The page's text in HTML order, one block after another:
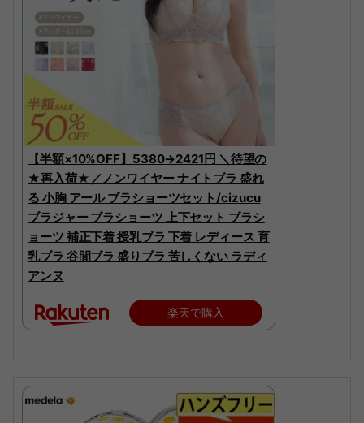
【半額×10%OFF】5380→2421円 ＼待望の
★再入荷★／ノンワイヤー ナイトブラ 盛れ
る 小胸 アール ブラショーツセット/cizucu
ブラジャー ブラショーツ 上下セット ブラシ
ョーツ 補正下着 授乳ブラ 下着 レディース 育
乳ブラ 谷間ブラ 盛りブラ 苦しくない ラディ
アンヌ
楽天で購入